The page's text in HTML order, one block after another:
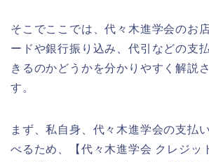
そこでここでは、代々木進学会のお
ードや銀行振り込み、代引などの支
きるのかどうかを分かりやすく解説
す。
まず、私自身、代々木進学会の支払
べるため、【代々木進学会 クレジッ